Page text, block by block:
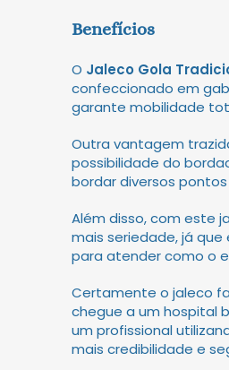
Benefícios
O Jaleco Gola
confeccionado em
garante mobilidade
Outra vantagem
possibilidade do
bordar diversos
Além disso, com este
mais seriedade, já
para atender como o
Certamente o jaleco
chegue a um hospital
um profissional
mais credibilidade e